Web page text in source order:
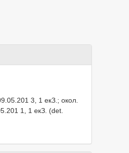
3, 1 екЗ.; окол.
1, 1 екЗ. (det.